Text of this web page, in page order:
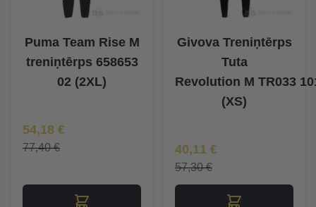
Puma Team Rise M
treniņtērps 658653
02 (2XL)
Īpaša Cena
54,18 €
77,40 €
Givova Treniņtērps
Tuta
Revolution M TR033
(XS)
Īpaša Cena
40,11 €
57,30 €